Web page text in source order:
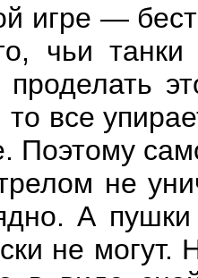
игре —
чьи
проделать
все
Поэтому
не
А
не